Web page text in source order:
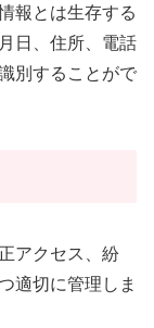
報とは生存する
日、住所、電話
別することがで
アクセス、紛
適切に管理しま